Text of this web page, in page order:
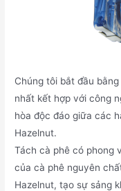
Chúng tôi bắt đầu
nhất kết hợp với công
hòa độc đáo giữa các
Hazelnut.
Tách cà phê có phong
của cà phê nguyên
Hazelnut, tạo sự sảng